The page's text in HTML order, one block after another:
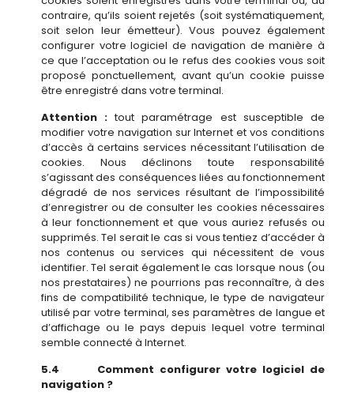
contraire, qu’ils soient rejetés (soit systématiquement,
soit selon leur émetteur). Vous pouvez également
configurer votre logiciel de navigation de manière à
ce que l’acceptation ou le refus des cookies vous soit
proposé ponctuellement, avant qu’un cookie puisse
être enregistré dans votre terminal.
Attention : tout paramétrage est susceptible de
modifier votre navigation sur Internet et vos conditions
d’accès à certains services nécessitant l’utilisation de
cookies. Nous déclinons toute responsabilité
s’agissant des conséquences liées au fonctionnement
dégradé de nos services résultant de l’impossibilité
d’enregistrer ou de consulter les cookies nécessaires
à leur fonctionnement et que vous auriez refusés ou
supprimés. Tel serait le cas si vous tentiez d’accéder à
nos contenus ou services qui nécessitent de vous
identifier. Tel serait également le cas lorsque nous (ou
nos prestataires) ne pourrions pas reconnaître, à des
fins de compatibilité technique, le type de navigateur
utilisé par votre terminal, ses paramètres de langue et
d’affichage ou le pays depuis lequel votre terminal
semble connecté à Internet.
5.4 Comment configurer votre logiciel de
navigation ?